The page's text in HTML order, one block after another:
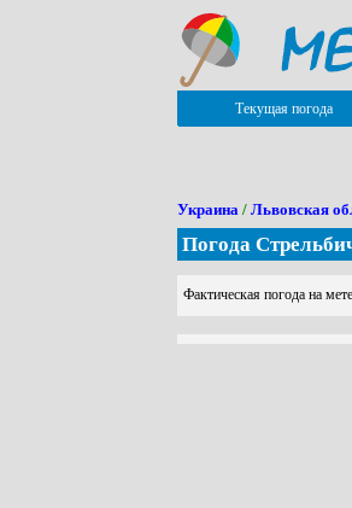
Текущая погода
Украина / Львовская
Погода
Фактическая погода на